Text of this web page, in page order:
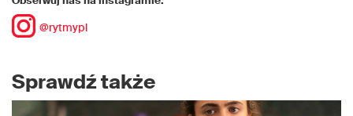
@rytmypl
Sprawdź także